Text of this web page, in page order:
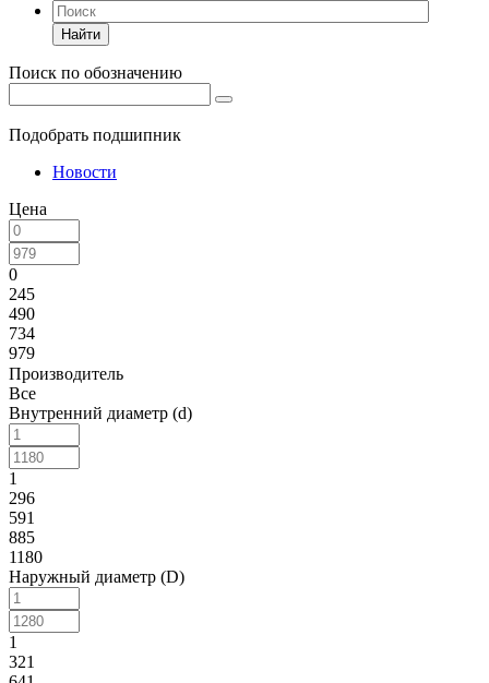
Найти
Поиск по обозначению
Подобрать подшипник
Новости
Цена
0
245
490
734
979
Производитель
Все
Внутренний диаметр (d)
1
296
591
885
1180
Наружный диаметр (D)
1
321